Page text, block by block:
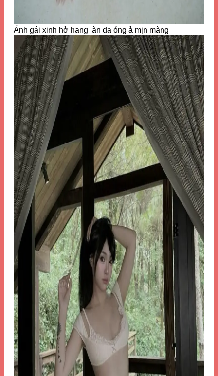
Ảnh gái xinh hở hang làn da óng ả mịn màng